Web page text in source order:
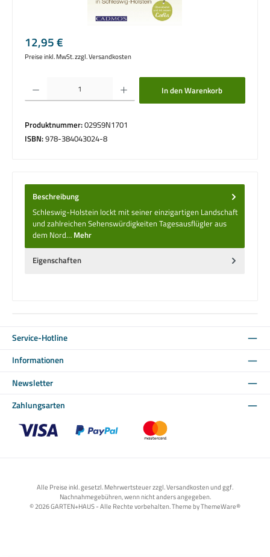
Regulärer Preis:
12,95 €
Preise inkl. MwSt. zzgl. Versandkosten
Produkt Anzahl: Gib den gewünschten Wert ein oder benutze die Schaltflächen um
In den Warenkorb
Produktnummer:029S9N1701
ISBN:978-384043024-8
Beschreibung
Schleswig-Holstein lockt mit seiner einzigartigen Landschaft
und zahlreichen Sehenswürdigkeiten Tagesausflügler aus
dem Nord… Mehr
Eigenschaften
Service-Hotline
Informationen
Newsletter
Zahlungsarten
Alle Preise inkl. gesetzl. Mehrwertsteuer zzgl. Versandkosten und ggf.
Nachnahmegebühren, wenn nicht anders angegeben.
© 2026 GARTEN+HAUS - Alle Rechte vorbehalten. Theme byThemeWare®